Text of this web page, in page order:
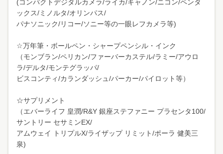
(コンパクトデジタルカメラ/ライカ/キャノン/ニコン/ペンタ
ックス/ミノルタ/オリンパス/
パナソニック/リコー/ソニー等の一眼レフカメラ等)
☆万年筆・ボールペン・シャープペンシル・インク
（モンブラン/ペリカン/ファーバーカステル/ラミー/アウロ
ラ/デルタ/モンテグラッパ/
ビスコンティ/カランダッシュ/パーカー/パイロット等）
☆サプリメント
（エバーライフ 皇潤/R&Y 銀座ステファニー プラセンタ100/
サントリー セサミンEX/
アムウェイ トリプルX/ライザップ リミット/ポーラ 健美三
泉)